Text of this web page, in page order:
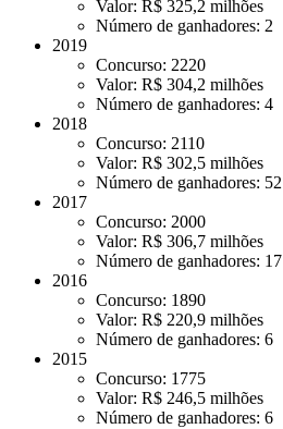
Valor: R$ 325,2 milhões
Número de ganhadores: 2
2019
Concurso: 2220
Valor: R$ 304,2 milhões
Número de ganhadores: 4
2018
Concurso: 2110
Valor: R$ 302,5 milhões
Número de ganhadores: 52
2017
Concurso: 2000
Valor: R$ 306,7 milhões
Número de ganhadores: 17
2016
Concurso: 1890
Valor: R$ 220,9 milhões
Número de ganhadores: 6
2015
Concurso: 1775
Valor: R$ 246,5 milhões
Número de ganhadores: 6